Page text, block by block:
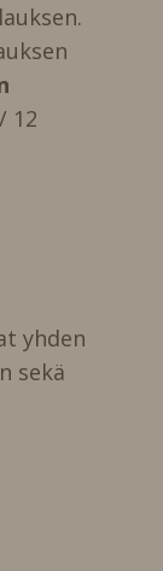
12
yhden
sekä